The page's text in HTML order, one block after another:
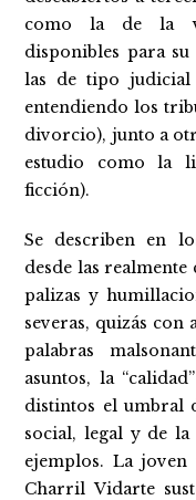
como la de la
disponibles para
las de tipo judicial
entendiendo los
divorcio), junto a
estudio como la
ficción).
Se describen en
desde las realmente
palizas y
severas, quizás
palabras
asuntos, la
distintos el umbral
social, legal y de
ejemplos. La
Charril Vidarte